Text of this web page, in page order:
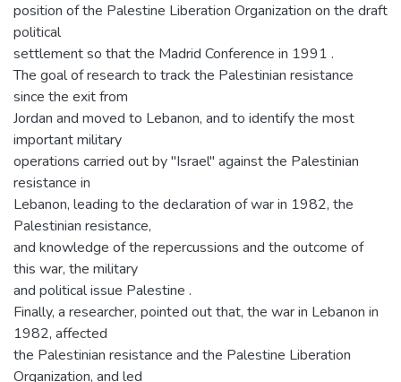
position of the Palestine Liberation Organization on the draft
political
settlement so that the Madrid Conference in 1991 .
The goal of research to track the Palestinian resistance
since the exit from
Jordan and moved to Lebanon, and to identify the most
important military
operations carried out by "Israel" against the Palestinian
resistance in
Lebanon, leading to the declaration of war in 1982, the
Palestinian resistance,
and knowledge of the repercussions and the outcome of
this war, the military
and political issue Palestine .
Finally, a researcher, pointed out that, the war in Lebanon in
1982, affected
the Palestinian resistance and the Palestine Liberation
Organization, and led